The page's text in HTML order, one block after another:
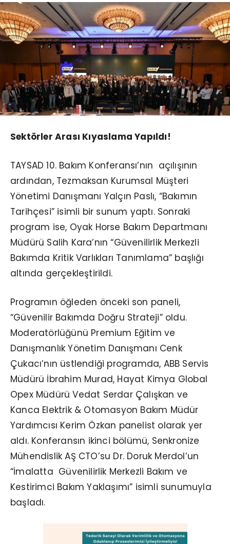
Sektörler Arası Kıyaslama Yapıldı!
TAYSAD 10. Bakım Konferansı’nın açılışının
ardından, Tezmaksan Kurumsal Müşteri
Yönetimi Danışmanı Yalçın Paslı, “Bakımın
Tarihçesi” isimli bir sunum yaptı. Sonraki
program ise, Oyak Horse Bakım Departmanı
Müdürü Salih Kara’nın “Güvenilirlik Merkezli
Bakımda Kritik Varlıkları Tanımlama” başlığı
altında gerçekleştirildi.
Programın öğleden önceki son paneli,
“Güvenilir Bakımda Doğru Strateji” oldu.
Moderatörlüğünü Premium Eğitim ve
Danışmanlık Yönetim Danışmanı Cenk
Çukacı’nın üstlendiği programda, ABB Servis
Müdürü İbrahim Murad, Hayat Kimya Global
Opex Müdürü Vedat Serdar Çalışkan ve
Kanca Elektrik & Otomasyon Bakım Müdür
Yardımcısı Kerim Özkan panelist olarak yer
aldı. Konferansın ikinci bölümü, Senkronize
Mühendislik AŞ CTO’su Dr. Doruk Merdol’un
“İmalatta Güvenilirlik Merkezli Bakım ve
Kestirimci Bakım Yaklaşımı” isimli sunumuyla
başladı.